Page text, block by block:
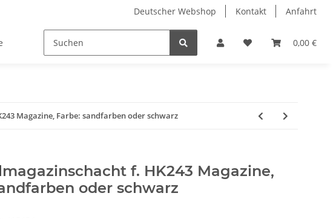
Deutscher Webshop Kontakt Anfahrt
0,00 €
Magazine, Farbe: sandfarben oder schwarz
f. HK243 Magazine,
oder schwarz